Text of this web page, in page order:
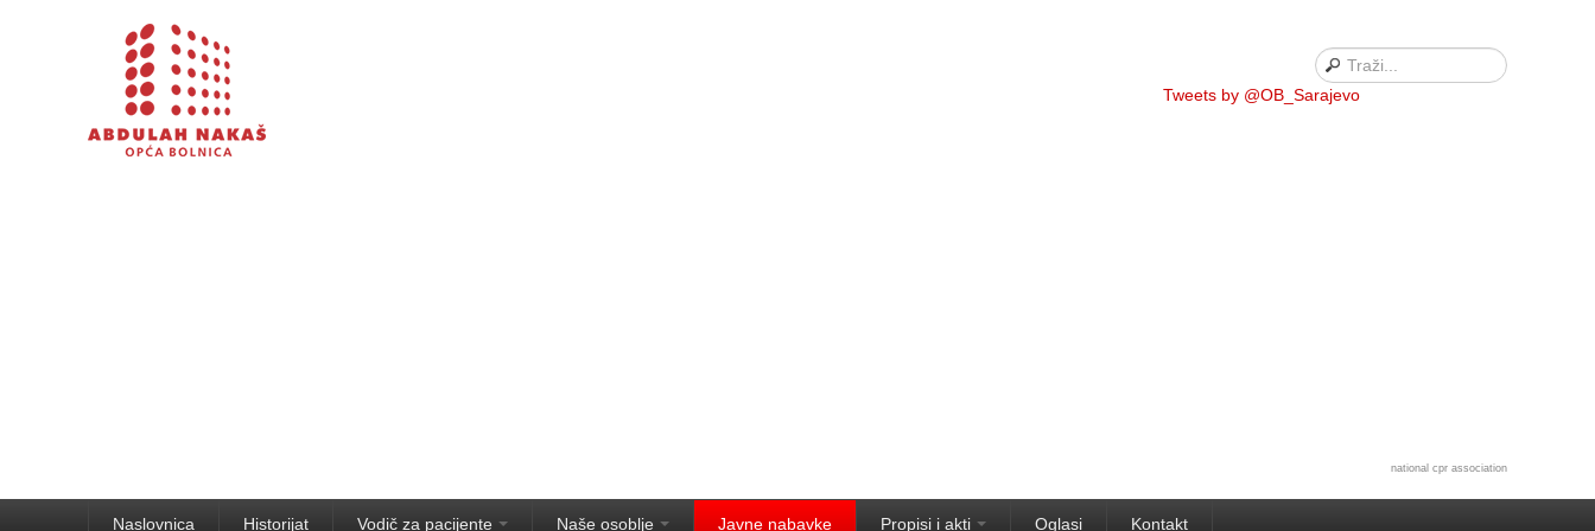
Tweets by @OB_Sarajevo
national cpr association
Naslovnica Historijat Vodič za pacijente Naše osoblje Javne nabavke Propisi i akti Oglasi Kontakt